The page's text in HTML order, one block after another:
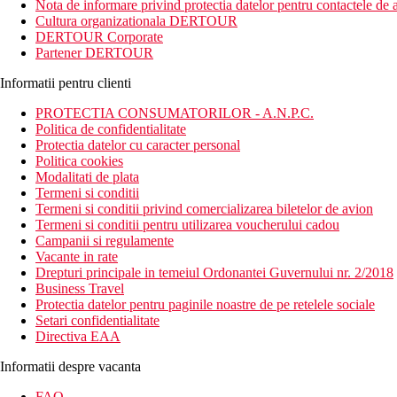
Nota de informare privind protectia datelor pentru contactele de
Cultura organizationala DERTOUR
DERTOUR Corporate
Partener DERTOUR
Informatii pentru clienti
PROTECTIA CONSUMATORILOR - A.N.P.C.
Politica de confidentialitate
Protectia datelor cu caracter personal
Politica cookies
Modalitati de plata
Termeni si conditii
Termeni si conditii privind comercializarea biletelor de avion
Termeni si conditii pentru utilizarea voucherului cadou
Campanii si regulamente
Vacante in rate
Drepturi principale in temeiul Ordonantei Guvernului nr. 2/2018
Business Travel
Protectia datelor pentru paginile noastre de pe retelele sociale
Setari confidentialitate
Directiva EAA
Informatii despre vacanta